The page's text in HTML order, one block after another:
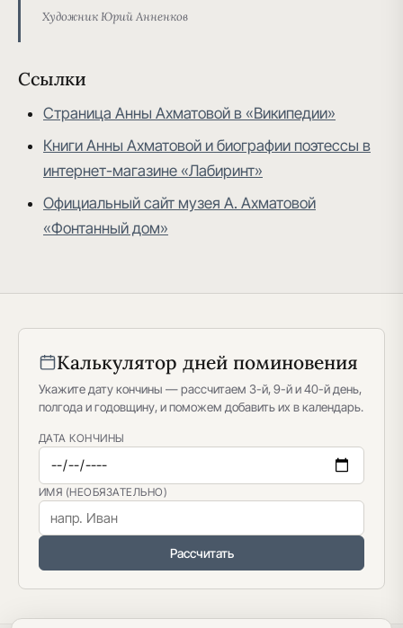
Художник Юрий Анненков
Ссылки
Страница Анны Ахматовой в «Википедии»
Книги Анны Ахматовой и биографии поэтессы в
интернет-магазине «Лабиринт»
Официальный сайт музея А. Ахматовой
«Фонтанный дом»
Калькулятор дней поминовения
Укажите дату кончины — рассчитаем 3-й, 9-й и 40-й день,
полгода и годовщину, и поможем добавить их в календарь.
ДАТА КОНЧИНЫ
ИМЯ (НЕОБЯЗАТЕЛЬНО)
Рассчитать